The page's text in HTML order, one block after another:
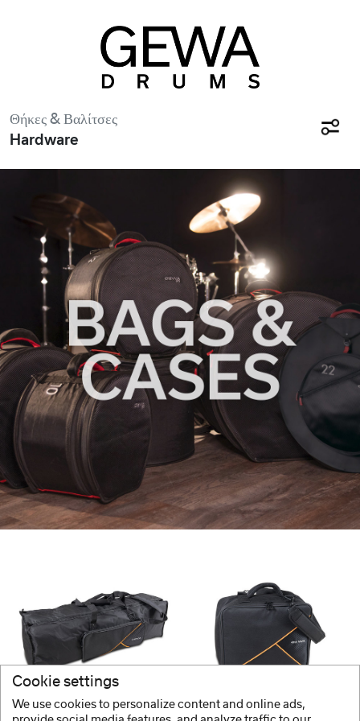
Θήκες & Βαλίτσες
Hardware
GEWA GEWA
Cookie settings
We use cookies to personalize content and online ads,